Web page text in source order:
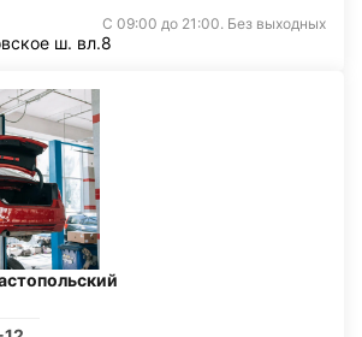
С 09:00 до 21:00. Без выходных
ш. вл.8